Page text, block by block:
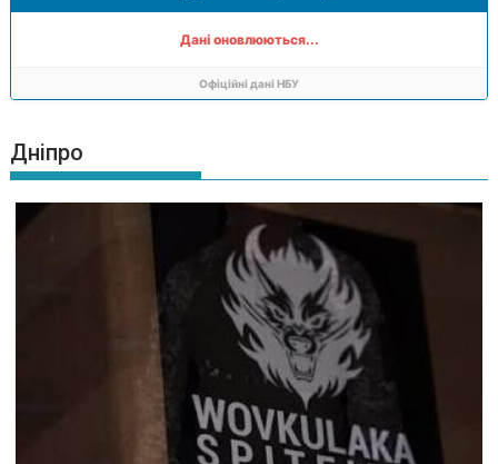
Дані оновлюються...
Офіційні дані НБУ
Дніпро